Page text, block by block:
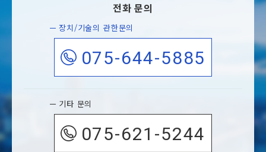
전화 문의
장치/기술의 관한문의
075-644-5885
기타 문의
075-621-5244